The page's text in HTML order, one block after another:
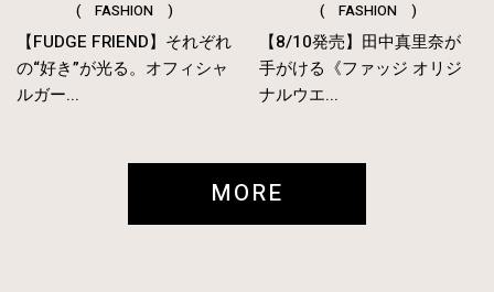
( FASHION )
【FUDGE FRIEND】それぞれ
の“好き”が光る。オフィシャ
ルガー...
( FASHION )
【8/10発売】田中真里奈が
手がける《ファッジ オリジ
ナルウエ...
MORE